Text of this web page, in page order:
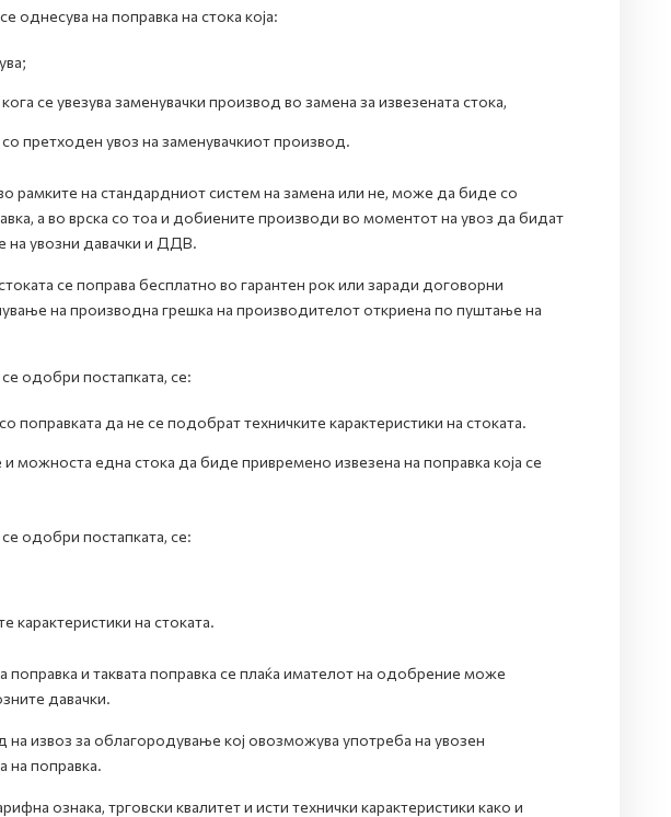
на поправка на стока која:
се увезува заменувачки производ во замена за извезената стока,
претходен увоз на заменувачкиот производ.
рамките на стандардниот систем на замена или не, може да биде со
а во врска со тоа и добиените производи во моментот на увоз да бидат
увозни давачки и ДДВ.
се поправа бесплатно во гарантен рок или заради договорни
на производна грешка на производителот откриена по пуштање на
одобри постапката, се:
поправката да не се подобрат техничките карактеристики на стоката.
можноста една стока да биде привремено извезена на поправка која се
одобри постапката, се:
карактеристики на стоката.
поправка и таквата поправка се плаќа имателот на одобрение може
давачки.
извоз за облагородување кој овозможува употреба на увозен
на поправка.
ознака, трговски квалитет и исти технички карактеристики како и